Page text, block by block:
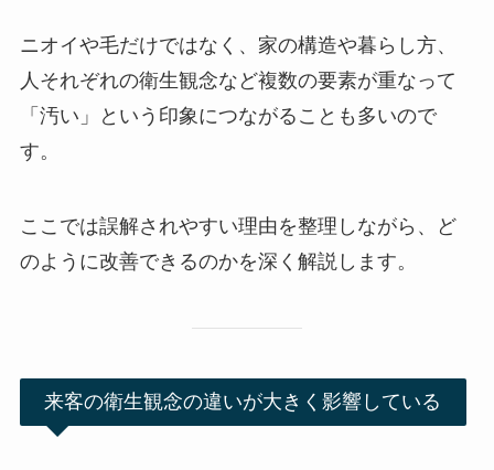
ニオイや毛だけではなく、家の構造や暮らし方、
人それぞれの衛生観念など複数の要素が重なって
「汚い」という印象につながることも多いので
す。
ここでは誤解されやすい理由を整理しながら、ど
のように改善できるのかを深く解説します。
来客の衛生観念の違いが大きく影響している